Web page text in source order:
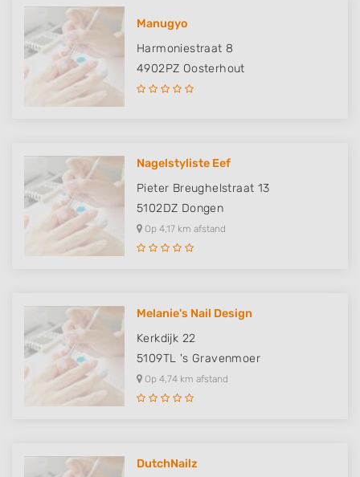
Manugyo
Harmoniestraat 8
4902PZ Oosterhout
Nagelstyliste Eef
Pieter Breughelstraat 13
5102DZ Dongen
Op 4,17 km afstand
Melanie's Nail Design
Kerkdijk 22
5109TL 's Gravenmoer
Op 4,74 km afstand
DutchNailz